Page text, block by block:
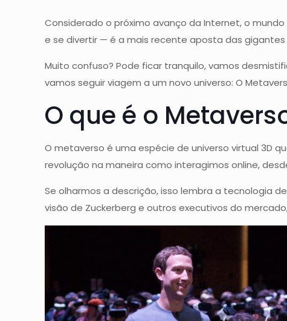
Considerado o próximo avanço da Internet, o
e se divertir — é a mais recente aposta das
Muito confuso? Pode ficar tranquilo, vamos
vamos seguir viagem a um novo universo: O
O que é o
O metaverso é uma espécie de universo virtual 3D
revolução na maneira como interagimos online,
Se olharmos a descrição, isso lembra a tecnologia
visão de Zuckerberg e outros executivos do